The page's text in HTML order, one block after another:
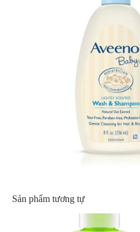
Sản phẩm tương tự